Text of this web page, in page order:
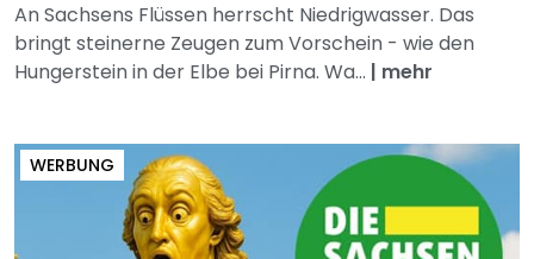
An Sachsens Flüssen herrscht Niedrigwasser. Das
bringt steinerne Zeugen zum Vorschein - wie den
Hungerstein in der Elbe bei Pirna. Wa... | mehr
WERBUNG